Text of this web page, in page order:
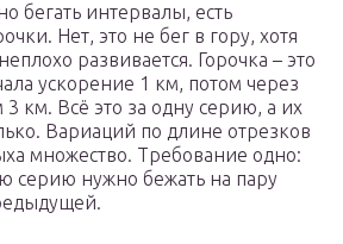
бегать интервалы, есть
Нет, это не бег в гору, хотя
развивается. Горочка – это
ускорение 1 км, потом через
км. Всё это за одну серию, а их
Вариаций по длине отрезков
множество. Требование одно:
серию нужно бежать на пару